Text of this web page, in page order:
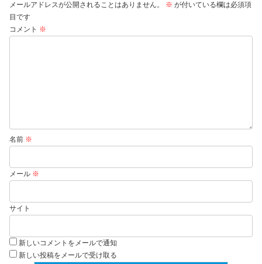
メールアドレスが公開されることはありません。 ※ が付いている欄は必須項
目です
コメント ※
名前 ※
メール ※
サイト
新しいコメントをメールで通知
新しい投稿をメールで受け取る